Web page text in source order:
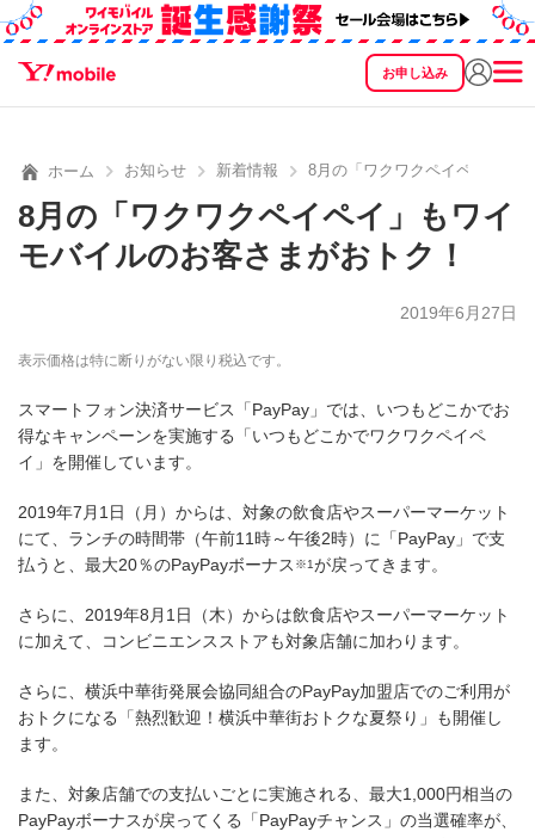
お申し込み
SEARCH
ホーム お知らせ 新着情報 8月の「ワクワクペイペイ」も
8月の「ワクワクペイペイ」もワイ
モバイルのお客さまがおトク！
2019年6月27日
表示価格は特に断りがない限り税込です。
スマートフォン決済サービス「PayPay」では、いつもどこかでお
得なキャンペーンを実施する「いつもどこかでワクワクペイペ
イ」を開催しています。
2019年7月1日（月）からは、対象の飲食店やスーパーマーケット
にて、ランチの時間帯（午前11時～午後2時）に「PayPay」で支
払うと、最大20％のPayPayボーナス ※1が戻ってきます。
さらに、2019年8月1日（木）からは飲食店やスーパーマーケット
に加えて、コンビニエンスストアも対象店舗に加わります。
さらに、横浜中華街発展会協同組合のPayPay加盟店でのご利用が
おトクになる「熱烈歓迎！横浜中華街おトクな夏祭り」も開催し
ます。
また、対象店舗での支払いごとに実施される、最大1,000円相当の
PayPayボーナスが戻ってくる「PayPayチャンス」の当選確率が、